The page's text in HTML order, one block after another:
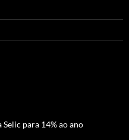
para 14% ao ano